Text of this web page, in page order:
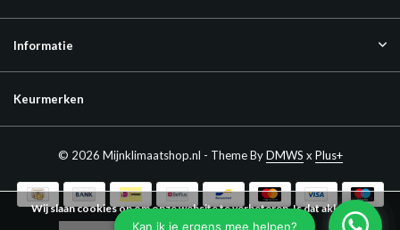
Informatie
Keurmerken
© 2026 Mijnklimaatshop.nl - Theme ByDMWS x Plus+
Wij slaan cookies op om onze website te verbeteren. Is dat akkoord?